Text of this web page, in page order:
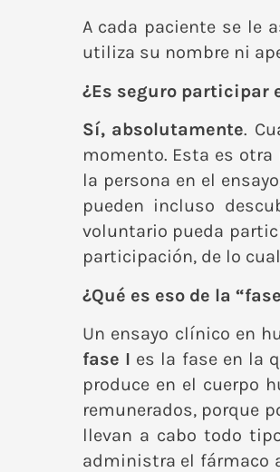
A cada paciente se le
utiliza su nombre ni
¿Es seguro participar
Sí, absolutamente.
momento. Esta es otra
la persona en el
pueden incluso
voluntario pueda
participación, de lo
¿Qué es eso de la
Un ensayo clínico en
fase I es la fase en la
produce en el cuerpo
remunerados, porque
llevan a cabo todo
administra el fármaco